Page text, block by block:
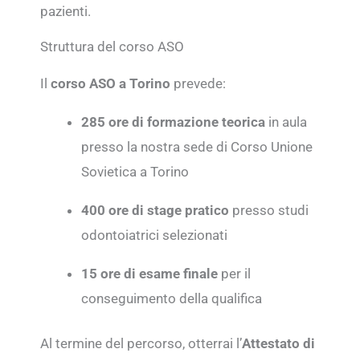
pazienti.
Struttura del corso ASO
Il corso ASO a Torino prevede:
285 ore di formazione teorica in aula
presso la nostra sede di Corso Unione
Sovietica a Torino
400 ore di stage pratico presso studi
odontoiatrici selezionati
15 ore di esame finale per il
conseguimento della qualifica
Al termine del percorso, otterrai l’Attestato di